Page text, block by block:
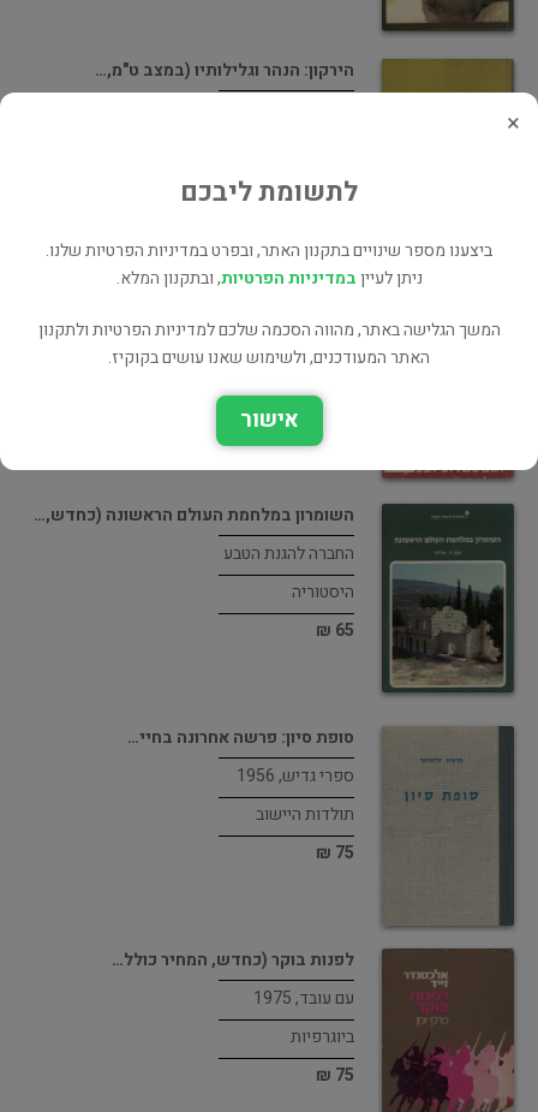
הירקון: הנהר וגלילותיו (במצב ט"מ,…
55 ₪
שותפות ומאבק (כחדש, המחיר כולל…
אוניברסיטת תל-אביב, 1976
היסטוריה
השומרון במלחמת העולם הראשונה (כחדש,…
החברה להגנת הטבע
היסטוריה
65 ₪
סופת סיון: פרשה אחרונה בחיי…
ספרי גדיש, 1956
תולדות היישוב
75 ₪
לפנות בוקר (כחדש, המחיר כולל…
עם עובד, 1975
ביוגרפיות
75 ₪
×
לתשומת ליבכם
ביצענו מספר שינויים בתקנון האתר, ובפרט במדיניות הפרטיות שלנו.
ניתן לעייןבמדיניות הפרטיות, ובתקנון המלא.
המשך הגלישה באתר, מהווה הסכמה שלכם למדיניות הפרטיות ולתקנון
האתר המעודכנים, ולשימוש שאנו עושים בקוקיז.
אישור